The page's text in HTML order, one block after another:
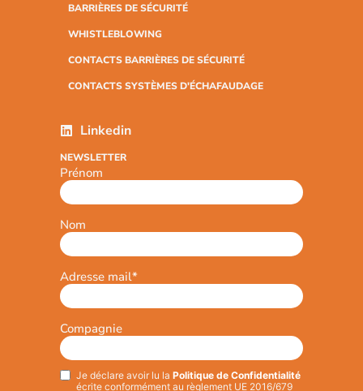
BARRIÈRES DE SÉCURITÉ
WHISTLEBLOWING
CONTACTS BARRIÈRES DE SÉCURITÉ
CONTACTS SYSTÈMES D'ÉCHAFAUDAGE
Linkedin
NEWSLETTER
Prénom
Nom
Adresse mail*
Compagnie
Privacy*
Je déclare avoir lu la Politique de Confidentialité
écrite conformément au règlement UE 2016/679